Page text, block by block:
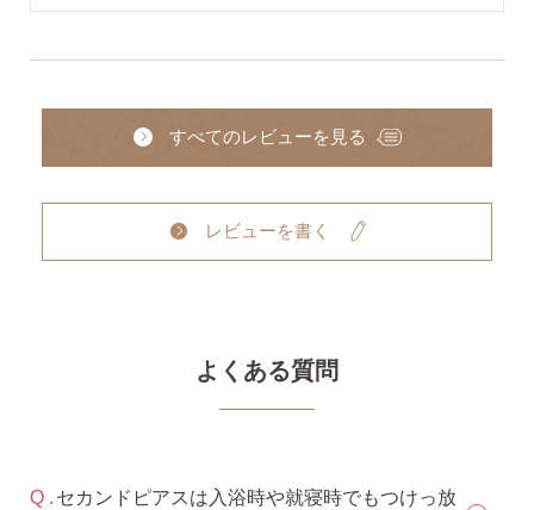
すべてのレビューを見る
レビューを書く
よくある質問
セカンドピアスは入浴時や就寝時でもつけっ放